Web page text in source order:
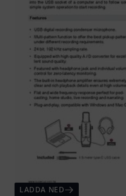
LADDA NED